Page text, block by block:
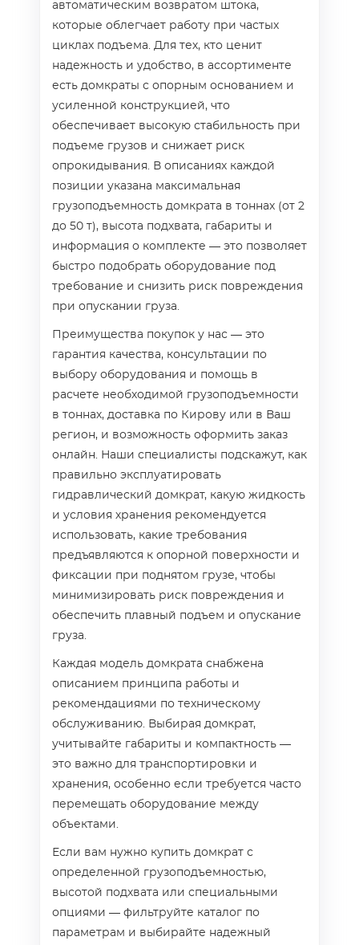
автоматическим возвратом штока,
которые облегчает работу при частых
циклах подъема. Для тех, кто ценит
надежность и удобство, в ассортименте
есть домкраты с опорным основанием и
усиленной конструкцией, что
обеспечивает высокую стабильность при
подъеме грузов и снижает риск
опрокидывания. В описаниях каждой
позиции указана максимальная
грузоподъемность домкрата в тоннах (от 2
до 50 т), высота подхвата, габариты и
информация о комплекте — это позволяет
быстро подобрать оборудование под
требование и снизить риск повреждения
при опускании груза.
Преимущества покупок у нас — это
гарантия качества, консультации по
выбору оборудования и помощь в
расчете необходимой грузоподъемности
в тоннах, доставка по Кирову или в Ваш
регион, и возможность оформить заказ
онлайн. Наши специалисты подскажут, как
правильно эксплуатировать
гидравлический домкрат, какую жидкость
и условия хранения рекомендуется
использовать, какие требования
предъявляются к опорной поверхности и
фиксации при поднятом грузе, чтобы
минимизировать риск повреждения и
обеспечить плавный подъем и опускание
груза.
Каждая модель домкрата снабжена
описанием принципа работы и
рекомендациями по техническому
обслуживанию. Выбирая домкрат,
учитывайте габариты и компактность —
это важно для транспортировки и
хранения, особенно если требуется часто
перемещать оборудование между
объектами.
Если вам нужно купить домкрат с
определенной грузоподъемностью,
высотой подхвата или специальными
опциями — фильтруйте каталог по
параметрам и выбирайте надежный